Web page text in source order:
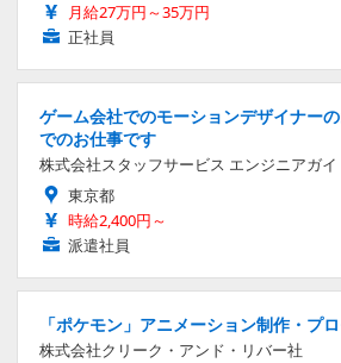
月給27万円～35万円
正社員
ゲーム会社でのモーションデザイナー
でのお仕事です
株式会社スタッフサービス エンジニアガイ
東京都
時給2,400円～
派遣社員
「ポケモン」アニメーション制作・プ
株式会社クリーク・アンド・リバー社